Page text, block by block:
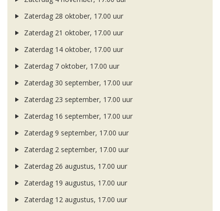
Zaterdag 28 oktober, 17.00 uur
Zaterdag 21 oktober, 17.00 uur
Zaterdag 14 oktober, 17.00 uur
Zaterdag 7 oktober, 17.00 uur
Zaterdag 30 september, 17.00 uur
Zaterdag 23 september, 17.00 uur
Zaterdag 16 september, 17.00 uur
Zaterdag 9 september, 17.00 uur
Zaterdag 2 september, 17.00 uur
Zaterdag 26 augustus, 17.00 uur
Zaterdag 19 augustus, 17.00 uur
Zaterdag 12 augustus, 17.00 uur